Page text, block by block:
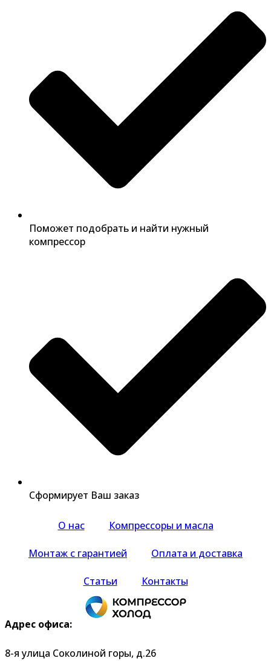
Поможет подобрать и найти нужный
компрессор
Сформирует Ваш заказ
О нас Компрессоры и масла
Монтаж с гарантией Оплата и доставка
Статьи Контакты
Адрес офиса:
8-я улица Соколиной горы, д.26